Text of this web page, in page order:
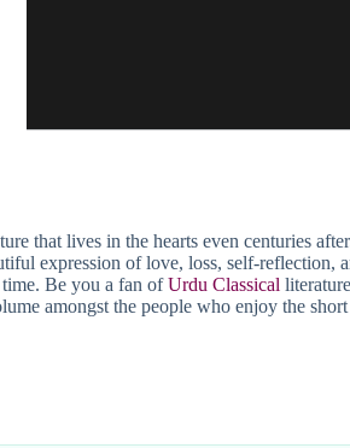
that lives in the hearts even centuries
expression of love, loss, self-
Be you a fan ofUrdu Classical
amongst the people who enjoy the